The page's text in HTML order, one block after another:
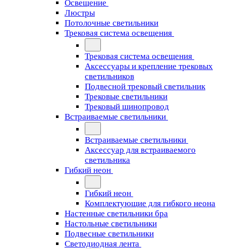
Освещение
Люстры
Потолочные светильники
Трековая система освещения
Трековая система освещения
Аксессуары и крепление трековых
светильников
Подвесной трековый светильник
Трековые светильники
Трековый шинопровод
Встраиваемые светильники
Встраиваемые светильники
Аксессуар для встраиваемого
светильника
Гибкий неон
Гибкий неон
Комплектующие для гибкого неона
Настенные светильники бра
Настольные светильники
Подвесные светильники
Светодиодная лента